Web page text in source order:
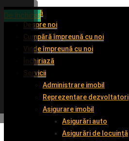
Acasă
Despre noi
Cumpără împreună cu noi
Vinde împreună cu noi
Închiriază
Servicii
Administrare imobil
Reprezentare dezvoltatori
Asigurare imobil
Asigurări auto
Asigurări de locuință
De închiriat
De închiriat
De vânzare
De închiriat